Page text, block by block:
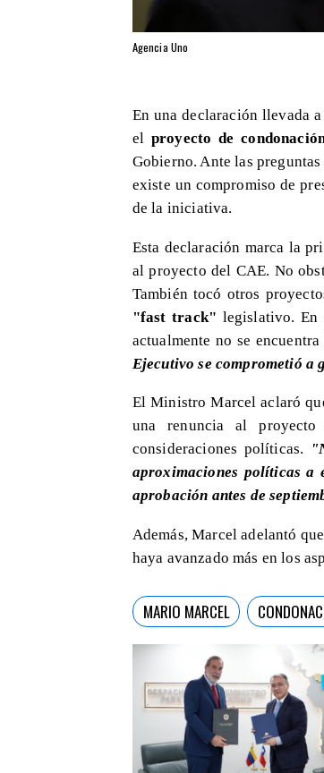
Agencia Uno
En una declaración llevada
el proyecto de
Gobierno. Ante las
existe un compromiso de
de la iniciativa.
Esta declaración marca la
al proyecto del CAE. No
También tocó otros
"fast track" legislativo. En
actualmente no se
Ejecutivo se comprometió a
El Ministro Marcel aclaró
una renuncia al
consideraciones políticas.
aproximaciones políticas a
aprobación antes de
Además, Marcel adelantó
haya avanzado más en los
MARIO MARCEL